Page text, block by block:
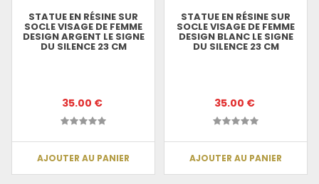
STATUE EN RÉSINE SUR
SOCLE VISAGE DE FEMME
DESIGN ARGENT LE SIGNE
DU SILENCE 23 CM
35.00 €
AJOUTER AU PANIER
STATUE EN RÉSINE SUR
SOCLE VISAGE DE FEMME
DESIGN BLANC LE SIGNE
DU SILENCE 23 CM
35.00 €
AJOUTER AU PANIER